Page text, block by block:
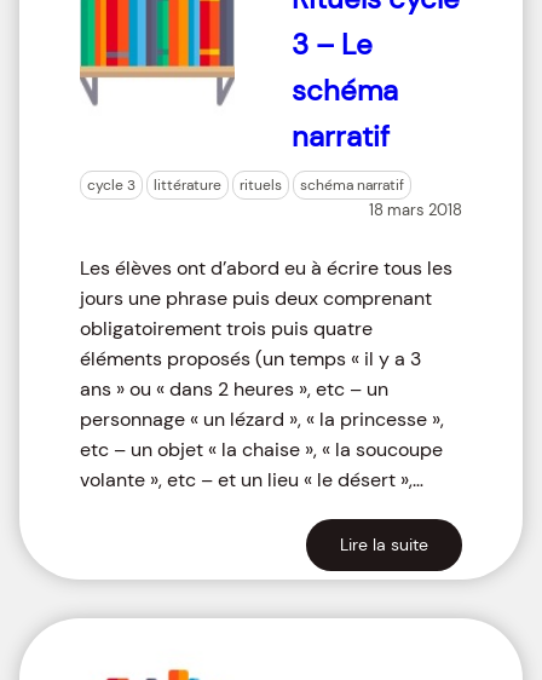
3 – Le
schéma
narratif
cycle 3 littérature rituels schéma narratif
18 mars 2018
Les élèves ont d’abord eu à écrire tous les
jours une phrase puis deux comprenant
obligatoirement trois puis quatre
éléments proposés (un temps « il y a 3
ans » ou « dans 2 heures », etc – un
personnage « un lézard », « la princesse »,
etc – un objet « la chaise », « la soucoupe
volante », etc – et un lieu « le désert »,…
Lire la suite